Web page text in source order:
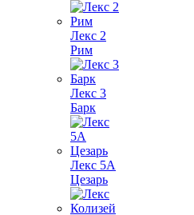
Лекс 2
Рим
Лекс 3
Барк
Лекс 5А
Цезарь